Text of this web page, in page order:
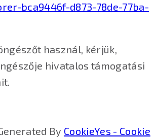
bca9446f-d873-78de-77ba-
használ, kérjük,
hivatalos támogatási
By CookieYes - Cookie